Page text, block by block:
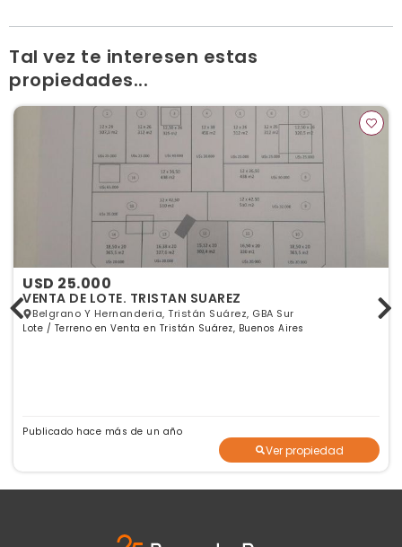
Tal vez te interesen estas
propiedades...
USD 25.000
VENTA DE LOTE. TRISTAN SUAREZ
Belgrano Y Hernanderia, Tristán Suárez, GBA Sur
Lote / Terreno en Venta en Tristán Suárez, Buenos Aires
Publicado hace más de un año
Ver propiedad